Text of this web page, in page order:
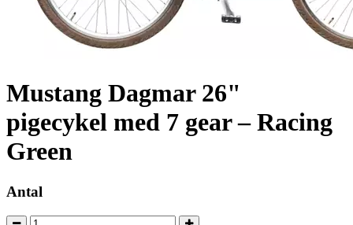
Mustang Dagmar 26"
pigecykel med 7 gear – Racing
Green
Antal